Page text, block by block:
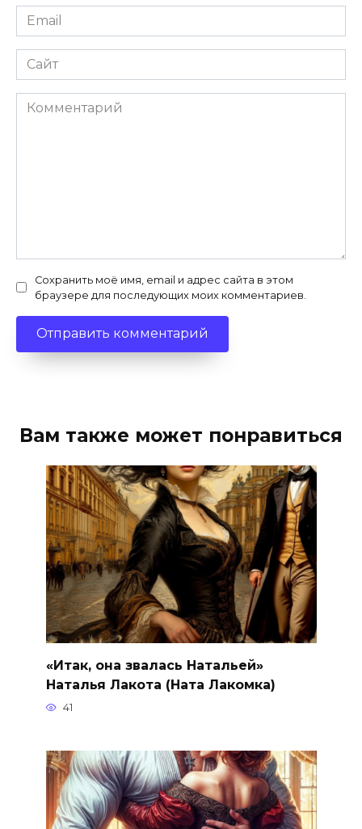
Email
*
Сайт
Комментарий
Сохранить моё имя, email и адрес сайта в этом
браузере для последующих моих комментариев.
Вам также может понравиться
«Итак, она звалась Натальей»
Наталья Лакота (Ната Лакомка)
41